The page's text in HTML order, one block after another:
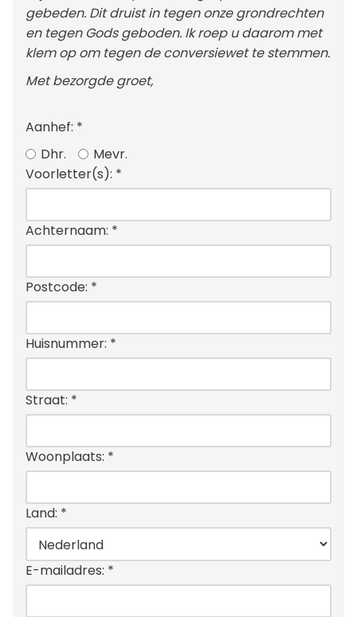
gebeden. Dit druist in tegen onze grondrechten
en tegen Gods geboden. Ik roep u daarom met
klem op om tegen de conversiewet te stemmen.
Met bezorgde groet,
Aanhef: *
Dhr.
Mevr.
Voorletter(s): *
Achternaam: *
Postcode: *
Huisnummer: *
Straat: *
Woonplaats: *
Land: *
E-mailadres: *